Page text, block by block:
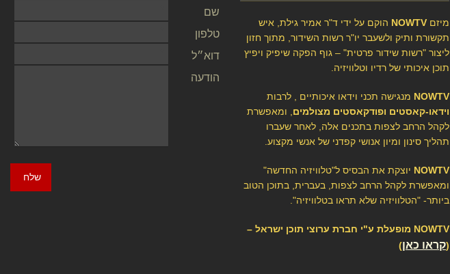
שם
טלפון
דוא״ל
הודעה
שלח
מיזם NOWTV הוקם על ידי ד"ר אמיר גילת, איש
תקשורת ותיק ולשעבר יו"ר רשות השידור, מתוך חזון
ליצור "רשות שידור פרטית" – גוף הפקה שיפיק ויפיץ
תוכן איכותי של רדיו וטלוויזיה.
NOWTV מנגישה תכני וידאו איכותיים , לרבות
וידאו-קאסטים ופודקאסטים מצולמים , ומאפשרת
לקהל הרחב לצפות בתכנים אלה, לאחר שעברו
תהליך סינון ומיון אנושי קפדני של אנשי מקצוע.
NOWTV יוצקת את הבסיס ל"טלוויזיה החדשה"
ומאפשרת לקהל הרחב לצפות, בעברית, בתוכן הטוב
ביותר- "הטלוויזיה שלא תראו בטלוויזיה".
NOWTV מופעלת ע"י חברת ערוצי תוכן ישראל –
(קראו כאן)